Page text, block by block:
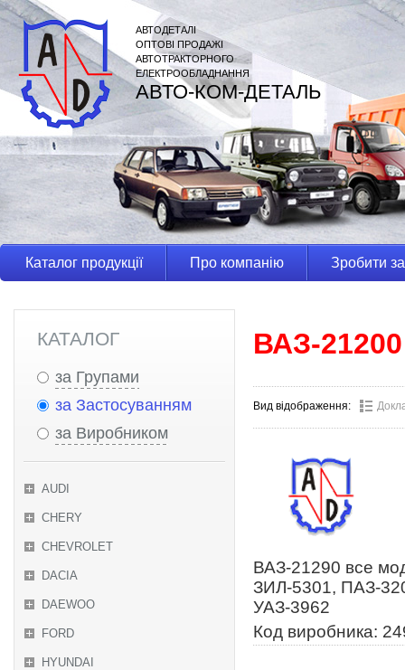
АВТОДЕТАЛІ
ОПТОВІ ПРОДАЖІ
АВТОТРАКТОРНОГО
ЕЛЕКТРООБЛАДНАННЯ
АВТО-КОМ-ДЕТАЛЬ
Каталог продукції Про компанію Зробити
КАТАЛОГ
за Групами
за Застосуванням
за Виробником
AUDI
CHERY
CHEVROLET
DACIA
DAEWOO
FORD
HYUNDAI
ВАЗ-
Вид відображення:
ВАЗ-21290 все
ЗИЛ-5301, ПАЗ-
УАЗ-3962
Код виробника: